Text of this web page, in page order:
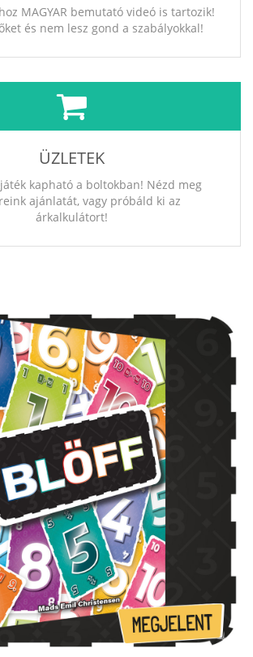
MAGYAR bemutató videó is tartozik!
és nem lesz gond a szabályokkal!
ÜZLETEK
kapható a boltokban! Nézd meg
ajánlatát, vagy próbáld ki az
árkalkulátort!